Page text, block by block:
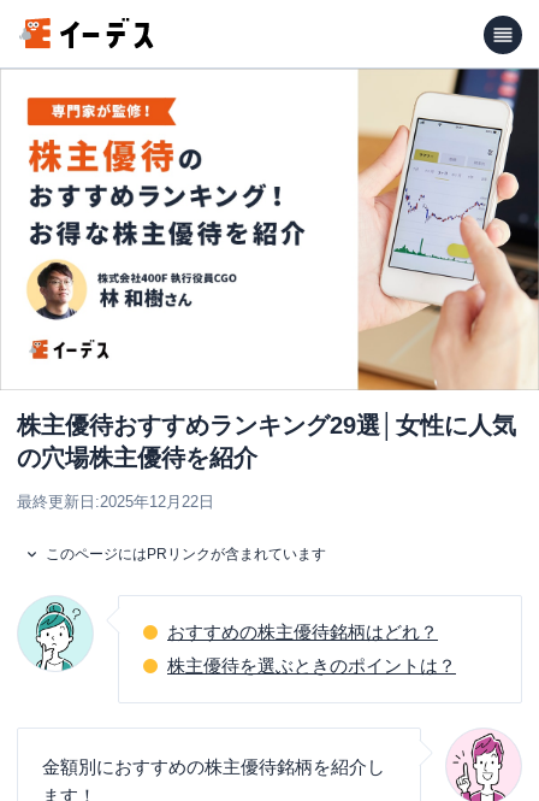
株主優待おすすめランキング29選│女性に人気
の穴場株主優待を紹介
最終更新日:2025年12月22日
このページにはPRリンクが含まれています
おすすめの株主優待銘柄はどれ？
株主優待を選ぶときのポイントは？
金額別におすすめの株主優待銘柄を紹介し
ます！